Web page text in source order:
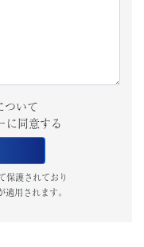
ついて
に同意する
保護されており
適用されます。